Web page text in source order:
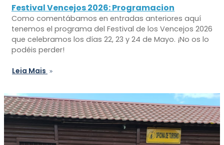
Festival Vencejos 2026: Programacion
Como comentábamos en entradas anteriores aquí
tenemos el programa del Festival de los Vencejos 2026
que celebramos los días 22, 23 y 24 de Mayo. ¡No os lo
podéis perder!
Leia Mais